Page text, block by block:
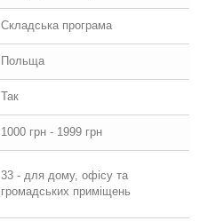
Складська програма
Польща
Так
1000 грн - 1999 грн
33 - для дому, офісу та
громадських приміщень